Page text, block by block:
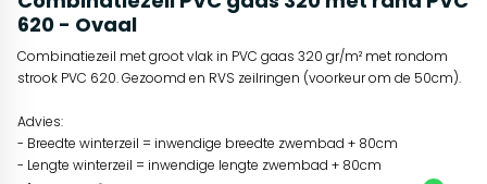
620 - Ovaal
Combinatiezeil met groot vlak in PVC gaas 320 gr/m² met rondom
strook PVC 620. Gezoomd en RVS zeilringen (voorkeur om de 50cm).
Advies:
- Breedte winterzeil = inwendige breedte zwembad + 80cm
- Lengte winterzeil = inwendige lengte zwembad + 80cm